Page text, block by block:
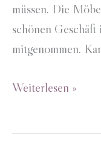
müssen. Die
schönen
mitgenommen.
Umzugskarten
Weiterlesen »